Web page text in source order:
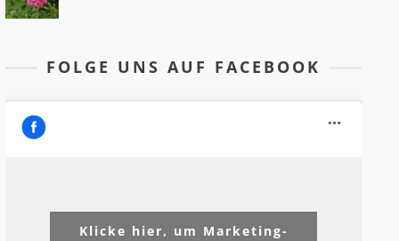
FOLGE UNS AUF FACEBOOK
Klicke hier, um Marketing-